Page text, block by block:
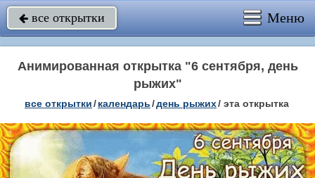
 все открытки Меню
Анимированная открытка "6 сентября, день
рыжих"
все открытки/календарь/день рыжих/ эта открытка